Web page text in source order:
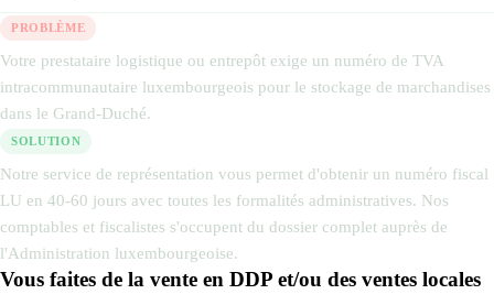
PROBLÈME
Votre prestataire logistique ou entrepôt exige un numéro de TVA
intracommunautaire luxembourgeois pour le stockage de marchandises
dans le Grand-Duché.
SOLUTION
Notre service de représentation vous permet d'obtenir un numéro fiscal
LU en 40-60 jours avec toutes les formalités administratives. Nos
comptables et fiscalistes s'occupent du dossier complet auprès de
l'Administration luxembourgeoise.
Vous faites de la vente en DDP et/ou des ventes locales